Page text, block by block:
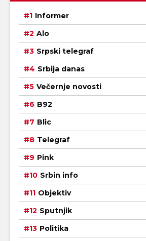
Informer
Alo
Srpski telegraf
Srbija danas
Večernje novosti
B92
Blic
Telegraf
Pink
Srbin info
Objektiv
Sputnjik
Politika